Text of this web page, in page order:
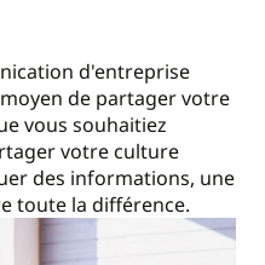
d'entreprise
de partager votre
vous souhaitiez
votre culture
des informations, une
toute la différence.